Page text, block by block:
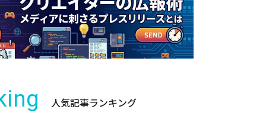
人気記事ランキング